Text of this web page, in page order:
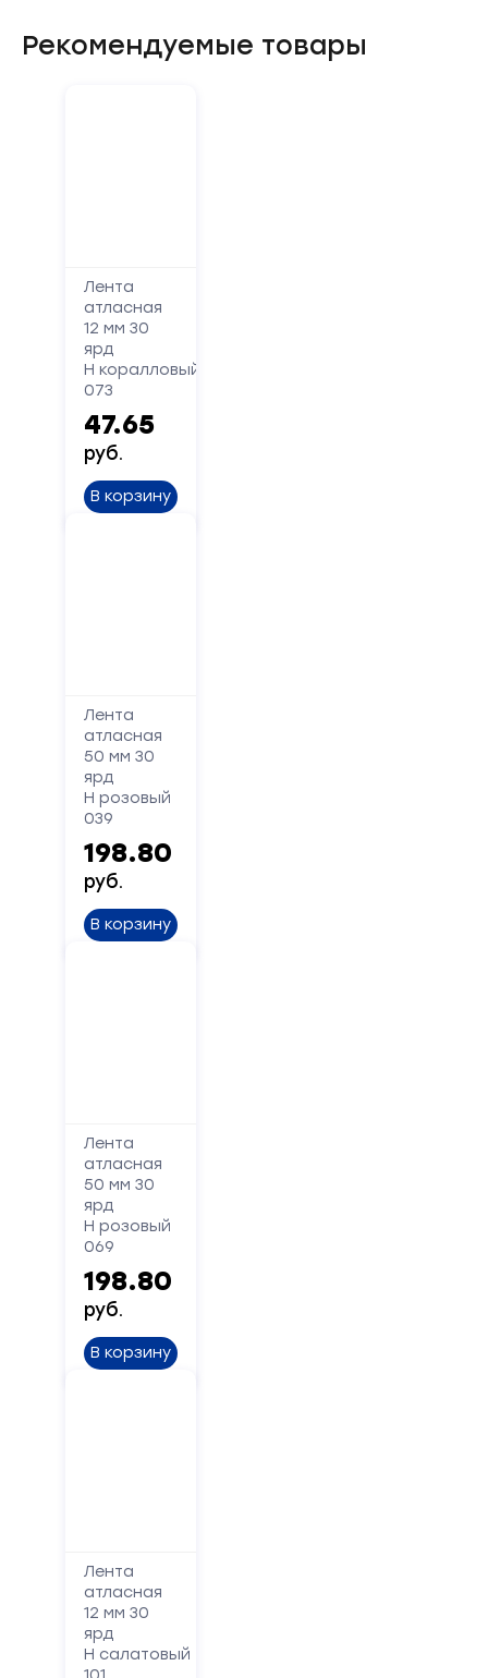
Рекомендуемые товары
Лента
атласная
12 мм 30
ярд
Н коралловый
073
47.65
руб.
В корзину
Лента
атласная
50 мм 30
ярд
Н розовый
039
198.80
руб.
В корзину
Лента
атласная
50 мм 30
ярд
Н розовый
069
198.80
руб.
В корзину
Лента
атласная
12 мм 30
ярд
Н салатовый